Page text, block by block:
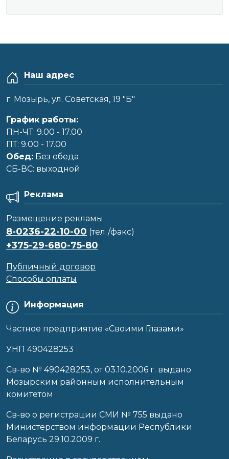
Наш адрес
г. Мозырь, ул. Советская, 19 "Б"
График работы:
ПН-ЧТ: 9.00 - 17.00
ПТ: 9.00 - 17.00
Обед: Без обеда
CБ-ВС: выходной
Информация
Частное предприятие «Своими Глазами»
УНП 490428253
Cв-во № 490428253, от 03.10.2006 г. выдано
Мозырским районным исполнительным
комитетом
Св-во о регистрации СМИ № 755 выдано
Министерством информации Республики
Беларусь 29.10.2009 г.
Реклама
Размещение рекламы
8-0236-22-10-00 (тел./факс)
+375-29-680-75-80
Публичный договор
Способы оплаты